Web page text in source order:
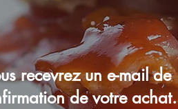
recevrez un e-mail de
de votre achat.